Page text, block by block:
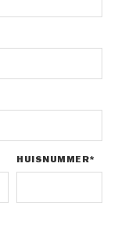
HUISNUMMER*